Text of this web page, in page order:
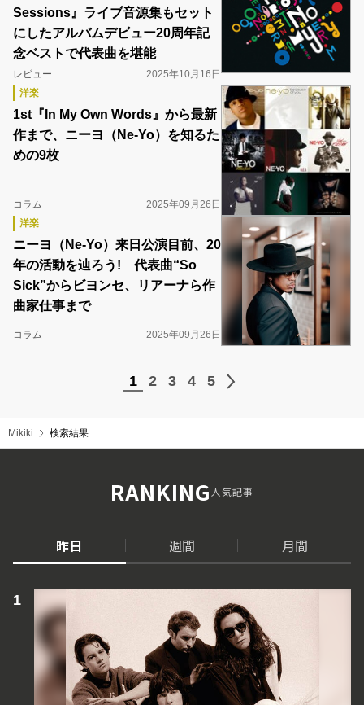
Sessions』ライブ音源集もセット
にしたアルバムデビュー20周年記
念ベストで代表曲を堪能
レビュー
2025年10月16日
洋楽
1st『In My Own Words』から最新
作まで、ニーヨ（Ne-Yo）を知るた
めの9枚
コラム
2025年09月26日
洋楽
ニーヨ（Ne-Yo）来日公演目前、20
年の活動を辿ろう! 代表曲“So
Sick”からビヨンセ、リアーナら作
曲家仕事まで
コラム 2025年09月26日
1 2 3 4 5
Mikiki 検索結果
RANKING人気記事
昨日 週間 月間